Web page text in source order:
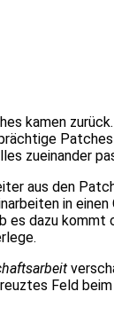
kamen
zueinander
aus den
in einen
es dazu kommt
Feld beim